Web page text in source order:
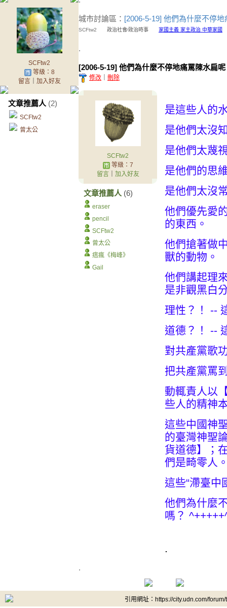
SCFtw2
等級：8
留言｜ 加入好友
文章推薦人 (2)
SCFtw2
曾太公
城市討論區： [2006-5-19] 他們為什麼不停
SCFtw2 政治社會∕政治時事 家國主義 家主政治 中華家國
.
[2006-5-19] 他們為什麼不停地痛罵陳水扁
修改 刪除
SCFtw2
等級：7
留言｜ 加入好友
文章推薦人 (6)
eraser
pencil
SCFtw2
曾太公
痞瘋《梅峰》
Gail
是這些人的
是他們太沒
是他們太蔑
是他們的思
是他們太沒
他們優先愛
的東西。
他們搶著做
獸的動物。
他們講起理
是非觀黑白
理性？！ --
道德？！ --
對共產黨歌
把共產黨罵
動輒責人以
些人的精神
這些中國神
的臺灣神聖
貨道德】；
們是畸零人
這些“滯臺中
他們為什麼
嗎？
.
.
引用網址：https://city.udn.com/